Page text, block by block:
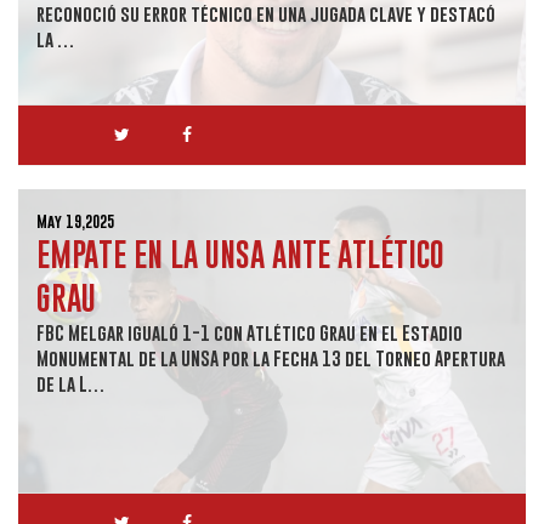
reconoció su error técnico en una jugada clave y destacó
la …
May 19,2025
EMPATE EN LA UNSA ANTE ATLÉTICO
GRAU
FBC Melgar igualó 1-1 con Atlético Grau en el Estadio
Monumental de la UNSA por la Fecha 13 del Torneo Apertura
de la L…